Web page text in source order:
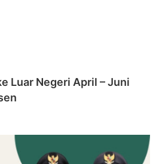
Luar Negeri April – Juni